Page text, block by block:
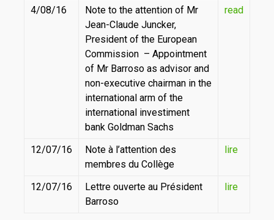
4/08/16
Note to the attention of Mr
Jean-Claude Juncker,
President of the European
Commission – Appointment
of Mr Barroso as advisor and
non-executive chairman in the
international arm of the
international investiment
bank Goldman Sachs
read
12/07/16
Note à l’attention des
membres du Collège
lire
12/07/16
Lettre ouverte au Président
Barroso
lire